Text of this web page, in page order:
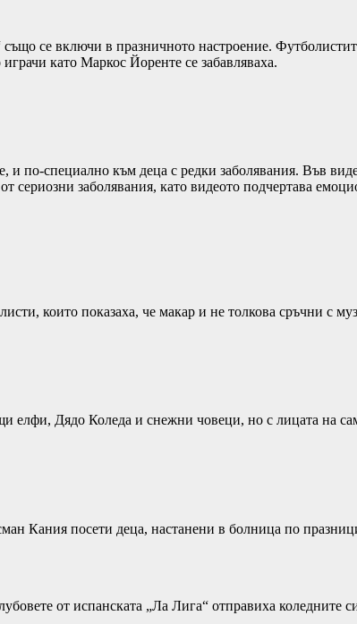
се включи в празничното настроение.
като Маркос Йоренте се забавляваха.
по-специално към деца с редки заболявания. Във
сериозни заболявания, като видеото подчертава
които показаха, че макар и не толкова сръчни с
елфи, Дядо Коледа и снежни човеци, но с лицата на
Кания посети деца, настанени в болница по
от испанската „Ла Лига“ отправиха коледните